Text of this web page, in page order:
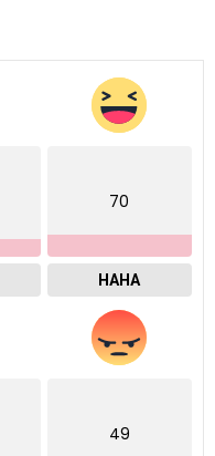
70
HAHA
49